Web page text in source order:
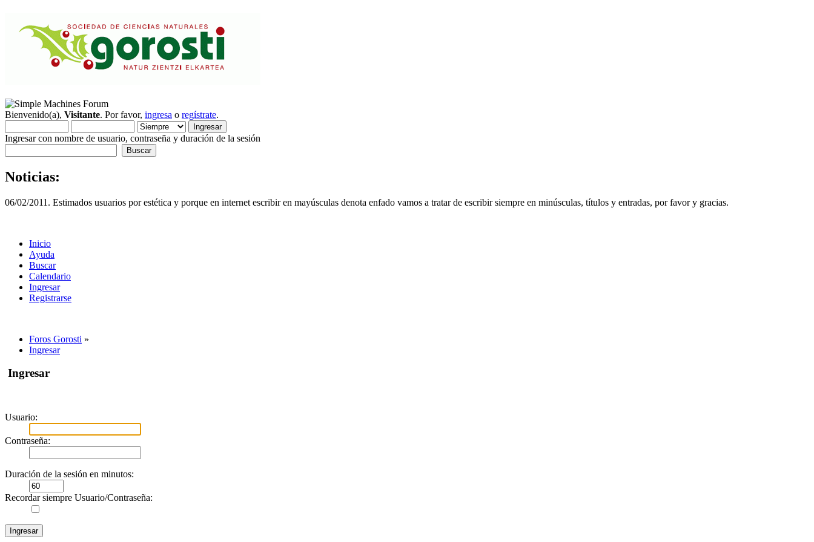
Bienvenido(a), Visitante. Por favor, ingresa o regístrate.
Ingresar con nombre de usuario, contraseña y duración de la sesión
Noticias:
06/02/2011. Estimados usuarios por estética y porque en internet escribir en mayúsculas denota enfado vamos a tratar de escribir siempre en minúsculas, títulos y entradas, por favor y gracias.
Inicio
Ayuda
Buscar
Calendario
Ingresar
Registrarse
Foros Gorosti »
Ingresar
Ingresar
Usuario:
Contraseña:
Duración de la sesión en minutos:
Recordar siempre Usuario/Contraseña: